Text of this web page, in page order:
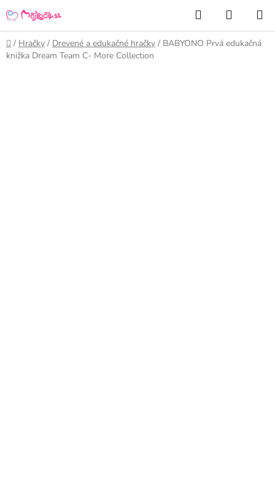
na
obsah
Hľadať
KOŠÍK
Domov
/ Hračky / Drevené a edukačné hračky / BABYONO Prvá edukačná
knižka Dream Team C- More Collection